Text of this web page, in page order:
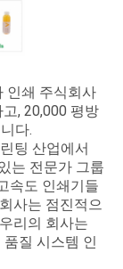
인쇄 주식회사
, 20,000 평방
다.
팅 산업에서
는 전문가 그룹
속도 인쇄기들
사는 점진적으
리의 회사는
질 시스템 인